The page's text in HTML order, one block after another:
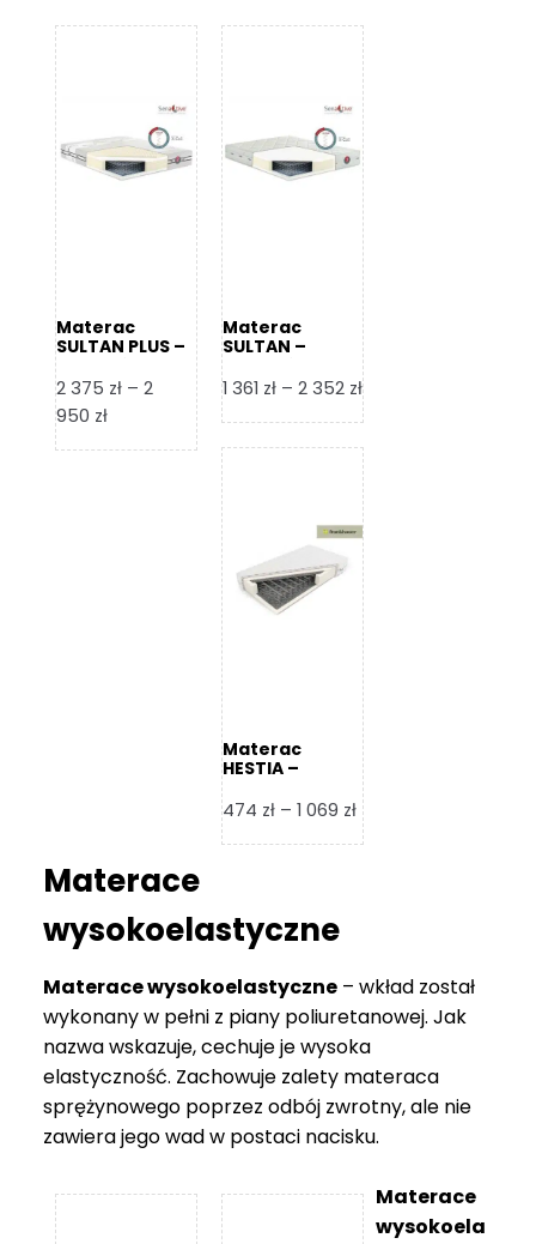
119 zł
Materac
SULTAN PLUS –
2 375 zł – 2
950 złZakres
Materac
SULTAN –
1 361 zł – 2 352 złZakres
cen:
od
1
361 zł
do
2
352 zł
Materac
HESTIA –
474 zł – 1 069 złZakres
cen:
069 zł
Materace
wysokoelastyczne
Materace wysokoelastyczne – wkład został
wykonany w pełni z piany poliuretanowej. Jak
nazwa wskazuje, cechuje je wysoka
elastyczność. Zachowuje zalety materaca
sprężynowego poprzez odbój zwrotny, ale nie
zawiera jego wad w postaci nacisku.
Materace
wysokoela